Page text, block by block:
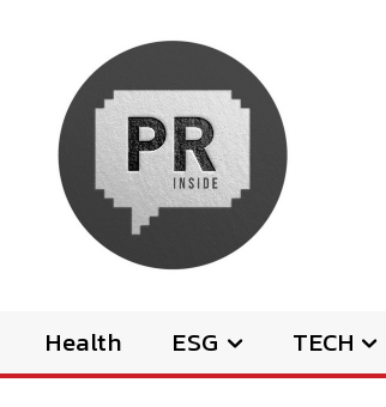
Health ESG TECH